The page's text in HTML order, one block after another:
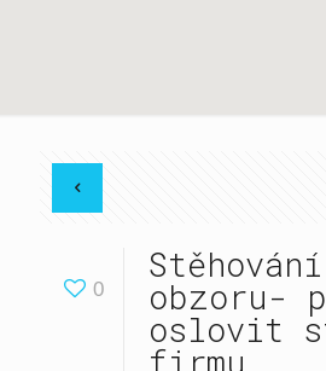
0 obzoru-
oslovit
firmu